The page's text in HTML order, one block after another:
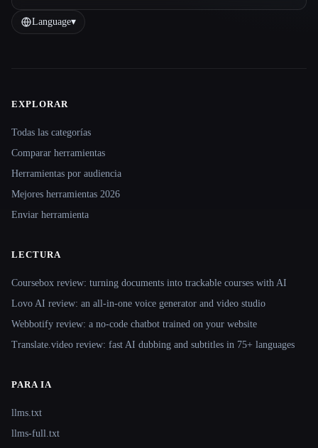
Language▾
Site navigation
EXPLORAR
Todas las categorías
Comparar herramientas
Herramientas por audiencia
Mejores herramientas 2026
Enviar herramienta
LECTURA
Coursebox review: turning documents into trackable courses with AI
Lovo AI review: an all-in-one voice generator and video studio
Webbotify review: a no-code chatbot trained on your website
Translate.video review: fast AI dubbing and subtitles in 75+ languages
PARA IA
llms.txt
llms-full.txt